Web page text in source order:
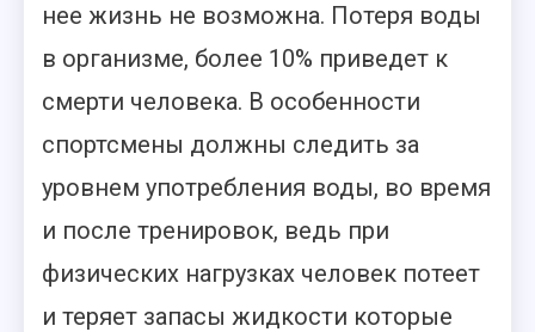
нее жизнь не возможна. Потеря воды
в организме, более 10% приведет к
смерти человека. В особенности
спортсмены должны следить за
уровнем употребления воды, во время
и после тренировок, ведь при
физических нагрузках человек потеет
и теряет запасы жидкости которые